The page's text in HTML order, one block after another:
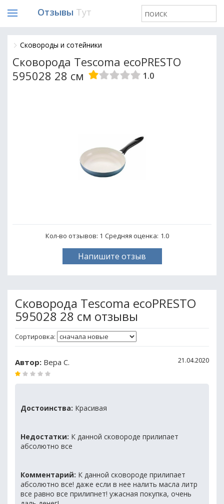
Отзывы Тут
Сковороды и сотейники
Сковорода Tescoma ecoPRESTO
595028 28 см
1.0
Кол-во отзывов: 1 Средняя оценка: 1.0
Напишите отзыв
Сковорода Tescoma ecoPRESTO
595028 28 см отзывы
Сортировка:
Автор: Вера С. 21.04.2020
Достоинства: Красивая
Недостатки: К данной сковороде прилипает
абсолютно все
Комментарий: К данной сковороде прилипает
абсолютно все! даже если в нее налить масла литр
все равно все прилипнет! ужасная покупка, очень